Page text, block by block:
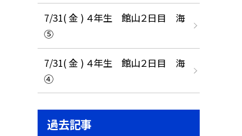
7/31( 金 ) ４年生 館山２日目 海
⑤
7/31( 金 ) ４年生 館山２日目 海
④
過去記事